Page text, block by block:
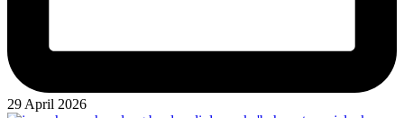
29 April 2026